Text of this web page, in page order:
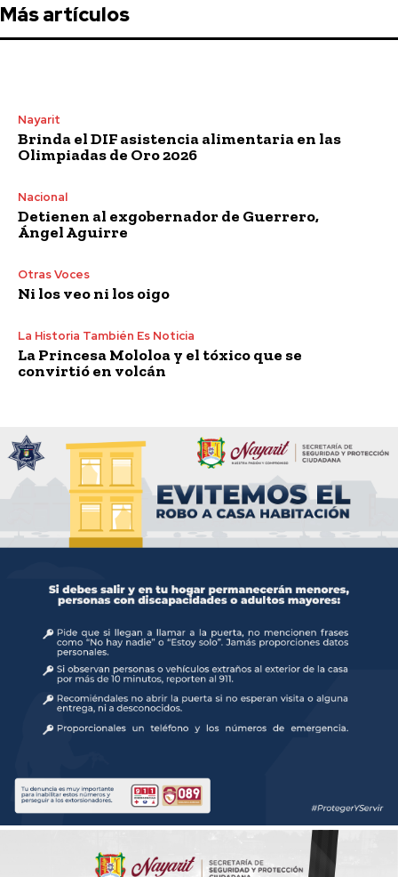
Más artículos
Nayarit
Brinda el DIF asistencia alimentaria en las
Olimpiadas de Oro 2026
Nacional
Detienen al exgobernador de Guerrero,
Ángel Aguirre
Otras Voces
Ni los veo ni los oigo
La Historia También Es Noticia
La Princesa Mololoa y el tóxico que se
convirtió en volcán